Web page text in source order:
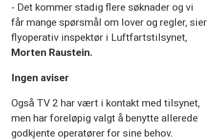
- Det kommer stadig flere søknader og vi
får mange spørsmål om lover og regler, sier
flyoperativ inspektør i Luftfartstilsynet,
Morten Raustein.
Ingen aviser
Også TV 2 har vært i kontakt med tilsynet,
men har foreløpig valgt å benytte allerede
godkjente operatører for sine behov.